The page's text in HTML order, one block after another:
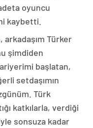
oyuncu
kaybetti.
arkadaşım Türker
şimdiden
başlatan,
setdaşımın
Türk
katkılarla, verdiği
sonsuza kadar